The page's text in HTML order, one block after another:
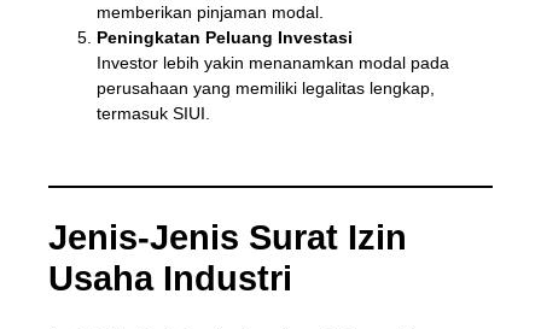
memberikan pinjaman modal.
Peningkatan Peluang Investasi
Investor lebih yakin menanamkan modal pada
perusahaan yang memiliki legalitas lengkap,
termasuk SIUI.
Jenis-Jenis Surat Izin
Usaha Industri